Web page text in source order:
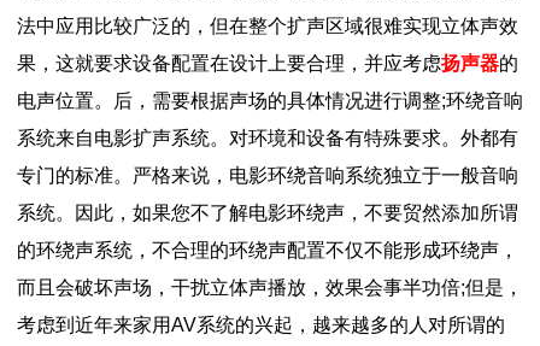
法中应用比较广泛的，但在整个扩声区域很难实现立体声效
果，这就要求设备配置在设计上要合理，并应考虑扬声器的
电声位置。后，需要根据声场的具体情况进行调整;环绕音响
系统来自电影扩声系统。对环境和设备有特殊要求。外都有
专门的标准。严格来说，电影环绕音响系统独立于一般音响
系统。因此，如果您不了解电影环绕声，不要贸然添加所谓
的环绕声系统，不合理的环绕声配置不仅不能形成环绕声，
而且会破坏声场，干扰立体声播放，效果会事半功倍;但是，
考虑到近年来家用AV系统的兴起，越来越多的人对所谓的